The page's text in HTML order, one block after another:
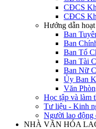
CĐCS
CĐCS
Hướng dẫn
Ban
Ban
Ban Tổ
Ban Tài
Ban Nữ
Ủy Ban
Văn
Học tập và làm
Tư liệu - Kinh
Người lao động
NHÀ VĂN HÓA